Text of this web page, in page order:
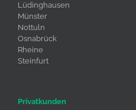
Lüdinghausen
Münster
Nottuln
Osnabrück
Rheine
Steinfurt
Privatkunden